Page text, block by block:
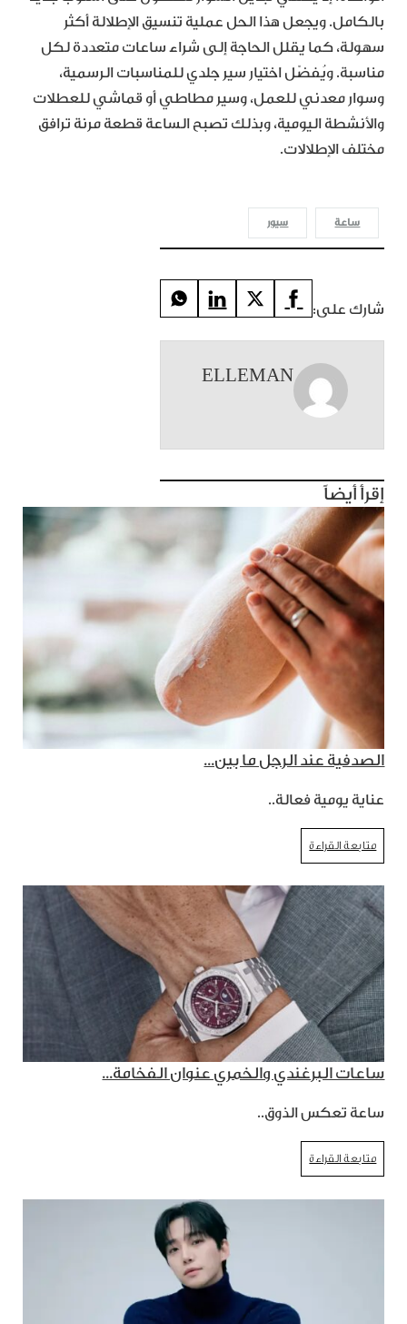
بالكامل. ويجعل هذا الحل عملية تنسيق الإطلالة أكثر
سهولة، كما يقلل الحاجة إلى شراء ساعات متعددة لكل
مناسبة. ويُفضّل اختيار سير جلدي للمناسبات الرسمية،
وسوار معدني للعمل، وسير مطاطي أو قماشي للعطلات
والأنشطة اليومية، وبذلك تصبح الساعة قطعة مرنة ترافق
مختلف الإطلالات.
ساعة سيور
شارك على:
ELLEMAN
إقرأ أيضاً
الصدفية عند الرجل ما بين...
عناية يومية فعالة..
متابعة القراءة
ساعات البرغندي والخمري عنوان الفخامة...
ساعة تعكس الذوق..
متابعة القراءة